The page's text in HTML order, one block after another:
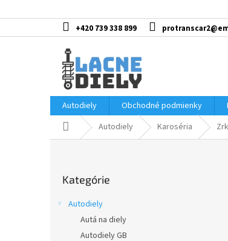
na
+420 739 338 899
Autodiely Obchodné podmienky
DomovAutodiely Karoséria
kategórie
Kategórie
Autodiely
Autá na diely
Autodiely GB